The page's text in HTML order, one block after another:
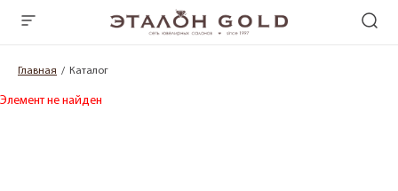
Главная Каталог
Элемент не найден